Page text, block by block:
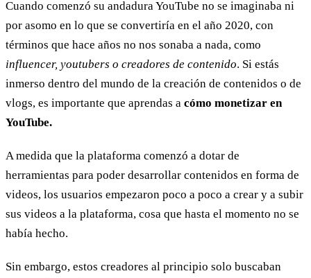
Cuando comenzó su andadura YouTube no se imaginaba ni
por asomo en lo que se convertiría en el año 2020, con
términos que hace años no nos sonaba a nada, como
influencer, youtubers o creadores de contenido. Si estás
inmerso dentro del mundo de la creación de contenidos o de
vlogs, es importante que aprendas a cómo monetizar en
YouTube.
A medida que la plataforma comenzó a dotar de
herramientas para poder desarrollar contenidos en forma de
videos, los usuarios empezaron poco a poco a crear y a subir
sus videos a la plataforma, cosa que hasta el momento no se
había hecho.
Sin embargo, estos creadores al principio solo buscaban